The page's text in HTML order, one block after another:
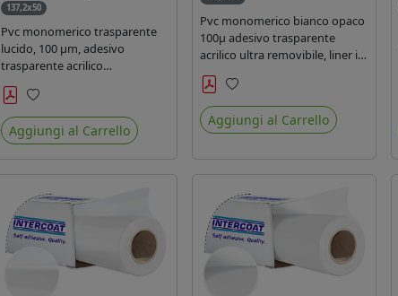
137,2x50
Pvc monomerico trasparente
lucido, 100 µm, adesivo
trasparente acrilico
permanente durata 3 anni, liner
in carta kraft monosiliconata da
135 gr, REACH compliant per
stampa con inchiostri solvente
Preferiti
Aggiungi al Carrello
Pvc monomerico bianco opaco
100µ adesivo trasparente
acrilico ultra removibile, liner in
carta kraft da 140gr/mq. Durata
3 anni. Dotato di certificato FR
B1 e conforme alla normativa
REACH.
Preferiti
Aggiungi al Carrello